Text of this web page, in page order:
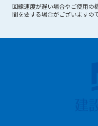
回線速度が遅い場合やご使用の
間を要する場合がございますの
す。
(1) 会員が、自己の個人情
者に提供する場合